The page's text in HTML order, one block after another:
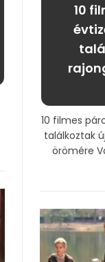
10
10 filmes
találkoztak
örömére